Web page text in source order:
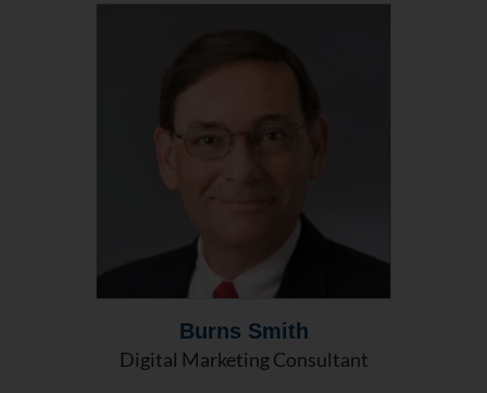
Burns Smith
Digital Marketing Consultant